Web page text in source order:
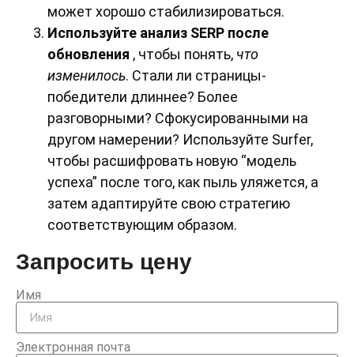
может хорошо стабилизироваться.
Используйте анализ SERP после
обновления , чтобы понять, что
изменилось. Стали ли страницы-
победители длиннее? Более
разговорными? Сфокусированными на
другом намерении? Используйте Surfer,
чтобы расшифровать новую “модель
успеха” после того, как пыль уляжется, а
затем адаптируйте свою стратегию
соответствующим образом.
Запросить цену
Имя
Электронная почта